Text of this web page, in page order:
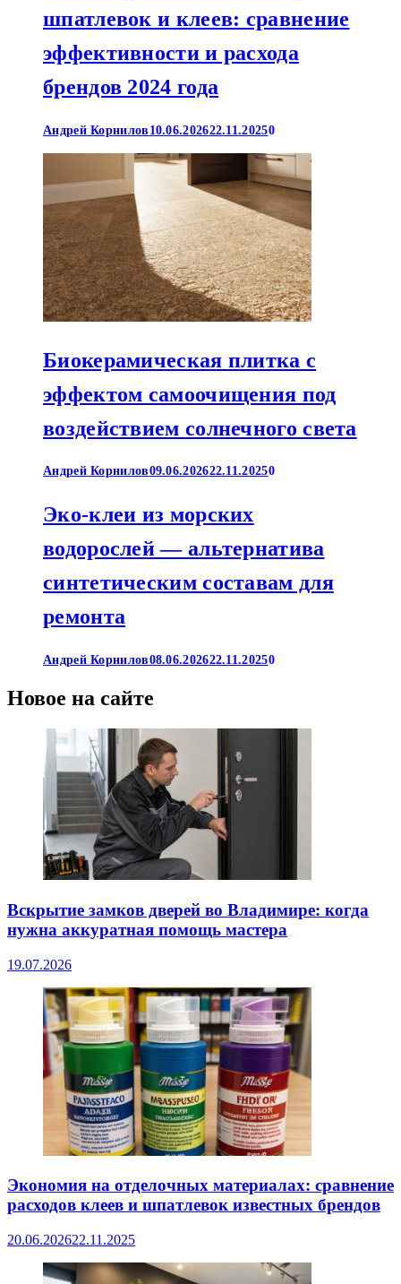
шпатлевок и клеев: сравнение
эффективности и расхода
брендов 2024 года
Андрей Корнилов 10.06.202622.11.20250
Биокерамическая плитка с
эффектом самоочищения под
воздействием солнечного света
Андрей Корнилов09.06.202622.11.20250
Эко-клеи из морских
водорослей — альтернатива
синтетическим составам для
ремонта
Андрей Корнилов08.06.202622.11.20250
Новое на сайте
Вскрытие замков дверей во Владимире: когда
нужна аккуратная помощь мастера
19.07.2026
Экономия на отделочных материалах: сравнение
расходов клеев и шпатлевок известных брендов
20.06.202622.11.2025